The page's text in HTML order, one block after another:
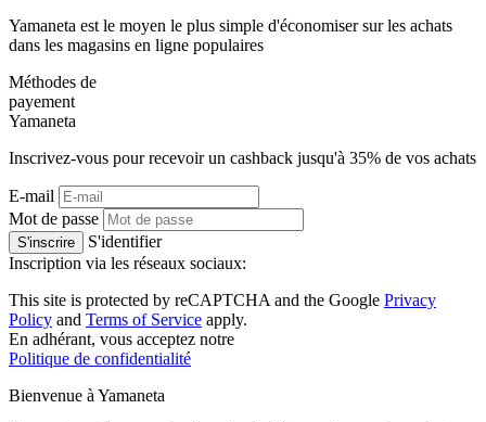
Yamaneta est le moyen le plus simple d'économiser sur les achats
dans les magasins en ligne populaires
Méthodes de
payement
Yamaneta
Inscrivez-vous pour recevoir un cashback jusqu'à 35% de vos achats
E-mail
Mot de passe
S'inscrire
S'identifier
Inscription via les réseaux sociaux:
This site is protected by reCAPTCHA and the Google Privacy
Policy and Terms of Service apply.
En adhérant, vous acceptez notre
Politique de confidentialité
Bienvenue à Yamaneta